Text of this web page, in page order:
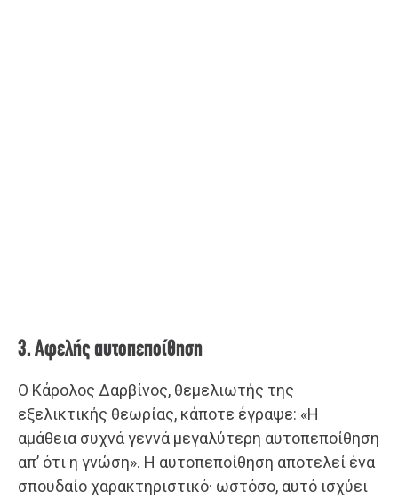
3. Αφελής αυτοπεποίθηση
Ο Κάρολος Δαρβίνος, θεμελιωτής της
εξελικτικής θεωρίας, κάποτε έγραψε: «Η
αμάθεια συχνά γεννά μεγαλύτερη αυτοπεποίθηση
απ’ ότι η γνώση». Η αυτοπεποίθηση αποτελεί ένα
σπουδαίο χαρακτηριστικό· ωστόσο, αυτό ισχύει